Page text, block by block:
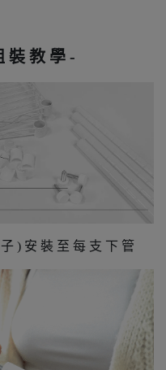
裝 教 學 -
) 安 裝 至 每 支 下 管